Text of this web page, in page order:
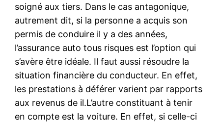
soigné aux tiers. Dans le cas antagonique,
autrement dit, si la personne a acquis son
permis de conduire il y a des années,
l’assurance auto tous risques est l’option qui
s’avère être idéale. Il faut aussi résoudre la
situation financière du conducteur. En effet,
les prestations à déférer varient par rapports
aux revenus de il.L’autre constituant à tenir
en compte est la voiture. En effet, si celle-ci